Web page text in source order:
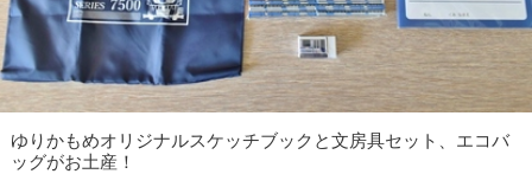
ゆりかもめオリジナルスケッチブックと文房具セット、エコバ
ッグがお土産！